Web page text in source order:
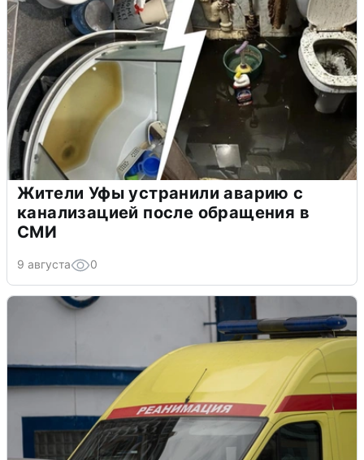
Жители Уфы устранили аварию с
канализацией после обращения в
СМИ
9 августа 0